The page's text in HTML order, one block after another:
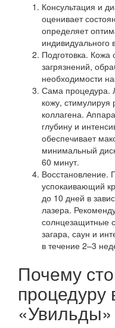
Консультация и
оценивает
определяет
индивидуального
Подготовка.
загрязнений,
необходимости
Сама процедура.
кожу, стимулируя
коллагена.
глубину и
обеспечивает
минимальный
60 минут.
Восстановление.
успокаивающий
до 10 дней в
лазера.
солнцезащитные
загара, саун и
в течение 2–3
Почему
процедуру
«Увильды»